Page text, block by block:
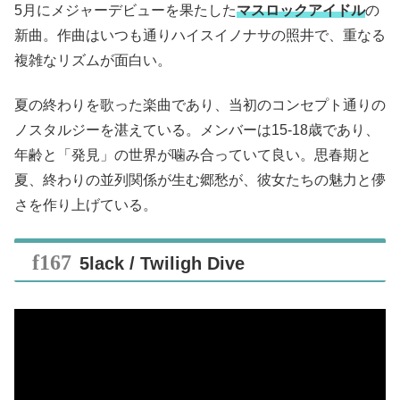
5月にメジャーデビューを果たしたマスロックアイドルの
新曲。作曲はいつも通りハイスイノナサの照井で、重なる
複雑なリズムが面白い。
夏の終わりを歌った楽曲であり、当初のコンセプト通りの
ノスタルジーを湛えている。メンバーは15-18歳であり、
年齢と「発見」の世界が噛み合っていて良い。思春期と
夏、終わりの並列関係が生む郷愁が、彼女たちの魅力と儚
さを作り上げている。
5lack / Twiligh Dive